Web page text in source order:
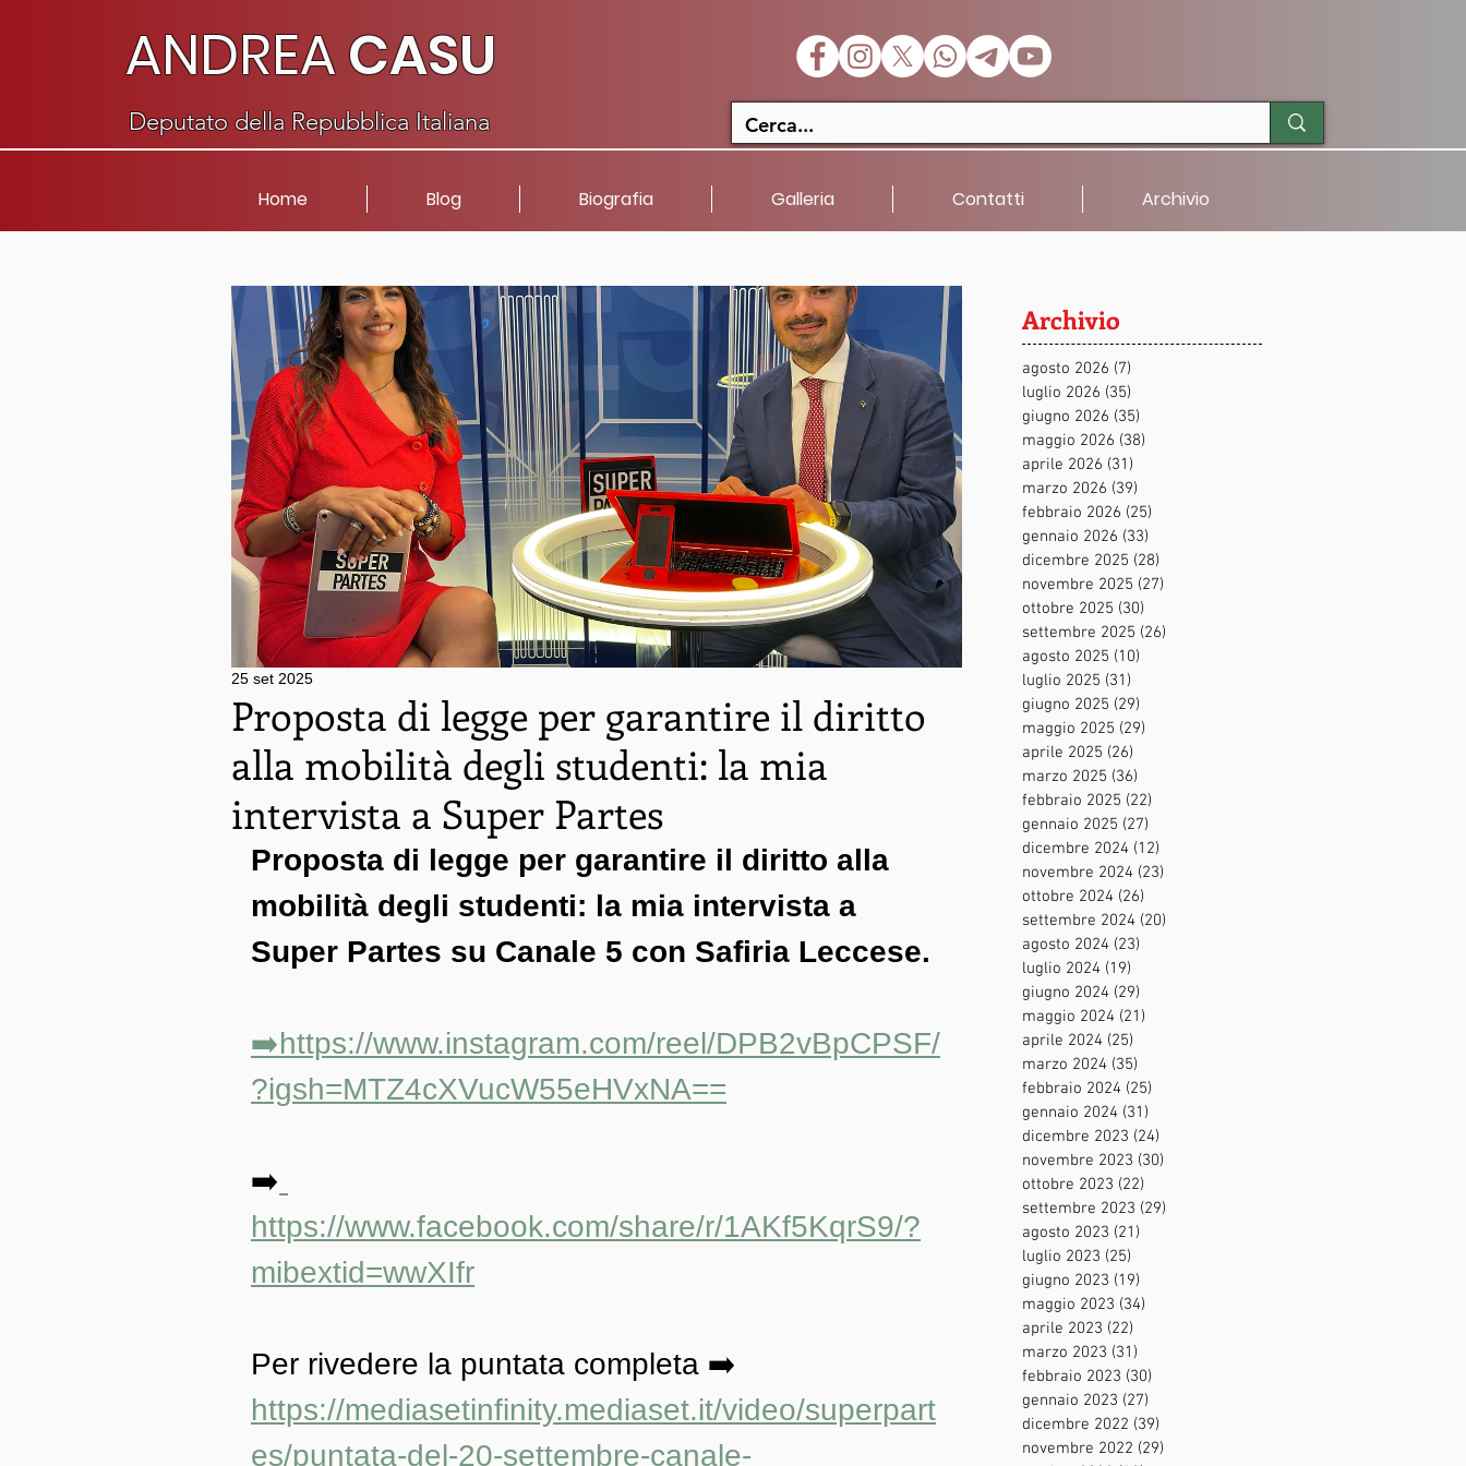
ANDREACASU
Deputato della Repubblica Italiana
Home Blog Biografia Galleria Contatti Archivio
Proposta di legge per garantire il diritto
alla mobilità degli studenti: la mia
intervista a Super Partes
25 set 2025
Proposta di legge per garantire il diritto alla
mobilità degli studenti: la mia intervista a
Super Partes su Canale 5 con Safiria Leccese.
➡️https://www.instagram.com/reel/DPB2vBpCPSF/
?igsh=MTZ4cXVucW55eHVxNA==
➡️
https://www.facebook.com/share/r/1AKf5KqrS9/?
mibextid=wwXIfr
Per rivedere la puntata completa ➡️
https://mediasetinfinity.mediaset.it/video/superpart
es/puntata-del-20-settembre-canale-
Archivio
agosto 2026 (7)
luglio 2026 (35)
giugno 2026 (35)
maggio 2026 (38)
aprile 2026 (31)
marzo 2026 (39)
febbraio 2026 (25)
gennaio 2026 (33)
dicembre 2025 (28)
novembre 2025 (27)
ottobre 2025 (30)
settembre 2025 (26)
agosto 2025 (10)
luglio 2025 (31)
giugno 2025 (29)
maggio 2025 (29)
aprile 2025 (26)
marzo 2025 (36)
febbraio 2025 (22)
gennaio 2025 (27)
dicembre 2024 (12)
novembre 2024 (23)
ottobre 2024 (26)
settembre 2024 (20)
agosto 2024 (23)
luglio 2024 (19)
giugno 2024 (29)
maggio 2024 (21)
aprile 2024 (25)
marzo 2024 (35)
febbraio 2024 (25)
gennaio 2024 (31)
dicembre 2023 (24)
novembre 2023 (30)
ottobre 2023 (22)
settembre 2023 (29)
agosto 2023 (21)
luglio 2023 (25)
giugno 2023 (19)
maggio 2023 (34)
aprile 2023 (22)
marzo 2023 (31)
febbraio 2023 (30)
gennaio 2023 (27)
dicembre 2022 (39)
novembre 2022 (29)